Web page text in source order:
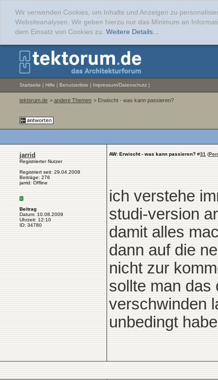
Wir verwenden Cookies, um Inhalte und Anzeigen zu
Websiteanalysen. Wir geben hierzu nur das Minimum an
dem Einsatz von Cookies zu. Weitere Details...
Startseite | Hilfe | Benutzerliste | Impressum/Datenschutz |
tektorum.de > andere Themen > Erwischt - was kann passieren?
jarrid
Registrierter Nutzer
Registriert seit: 29.04.2008
Beiträge: 276
jarrid: Offline
Beitrag
Datum: 10.08.2009
Uhrzeit: 12:10
ID: 34780
AW: Erwischt - was kann passieren? #31 (
ich verstehe
studi-version
damit alles
dann auf die
nicht zur
sollte man das
verschwinden
unbedingt